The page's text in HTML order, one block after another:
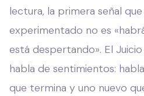
lectura, la primera señal
experimentado no es
está despertando». El
habla de sentimientos:
que termina y uno nuevo